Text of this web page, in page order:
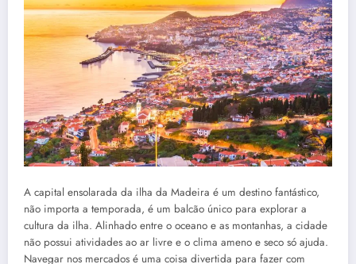
A capital ensolarada da ilha da Madeira é um destino fantástico,
não importa a temporada, é um balcão único para explorar a
cultura da ilha. Alinhado entre o oceano e as montanhas, a cidade
não possui atividades ao ar livre e o clima ameno e seco só ajuda.
Navegar nos mercados é uma coisa divertida para fazer com